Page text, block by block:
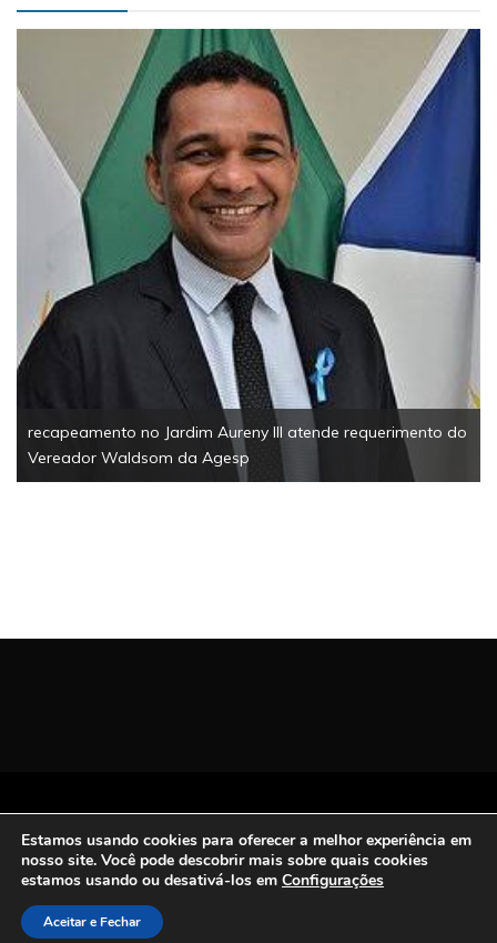
recapeamento no Jardim Aureny III atende requerimento do
Vereador Waldsom da Agesp
Todos os Direitos Reservados | San Carlos FM
2021.
Proudly powered by WordPress|Theme: Refined
Magazine by
Estamos usando cookies para oferecer a melhor experiência em
nosso site. Você pode descobrir mais sobre quais cookies
estamos usando ou desativá-los em Configurações
Aceitar e Fechar